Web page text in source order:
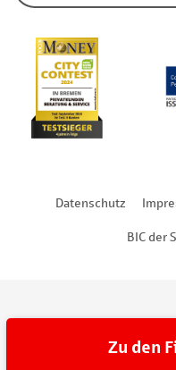
Zu den
Datenschutz
BIC der